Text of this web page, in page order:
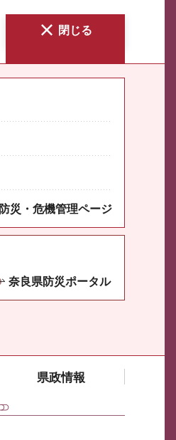
閉じる
防災・危機管理ページ
奈良県防災ポータル
県政情報